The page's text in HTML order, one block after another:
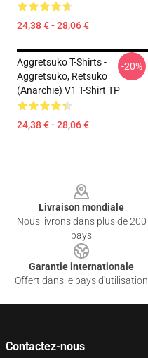
24,38 € - 28,06 €
Aggretsuko T-Shirts -
Aggretsuko, Retsuko
(anarchie) V1 T-Shirt TP
24,38 € - 28,06 €
-20%
Livraison mondiale
Nous livrons dans plus de 200
pays
Garantie internationale
Offert dans le pays d'utilisation
Contactez-nous